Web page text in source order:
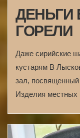
ДЕНЬГИ
ГОРЕЛИ
Даже сирийские
кустарям В
зал, посвященный
Изделия